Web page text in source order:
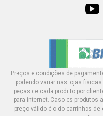
Preços e condições de
podendo variar nas lojas
peças de cada produto por
para internet. Caso os produtos
preço válido é o do carrinhos